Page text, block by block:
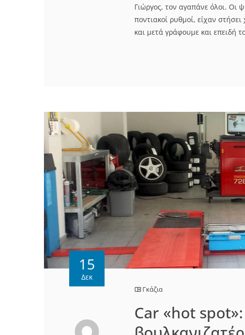
Γιώργος, τον αγαπάνε όλοι. Οι
ποντιακοί ρυθμοί, είχαν
και μετά γράφουμε και επειδή
15
Δεκ
Γκάζια
Car «hot